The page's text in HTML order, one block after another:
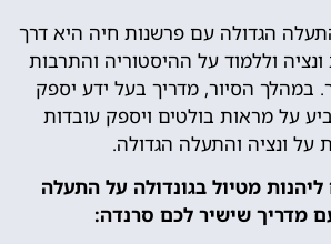
הגדולה עם פרשנות חיה היא דרך
וללמוד על ההיסטוריה והתרבות
במהלך הסיור, מדריך בעל ידע יספק
על מראות בולטים ויספק עובדות
על ונציה והתעלה הגדולה.
מטיול בגונדולה על התעלה
מדריך שישיר לכם סרנדה: